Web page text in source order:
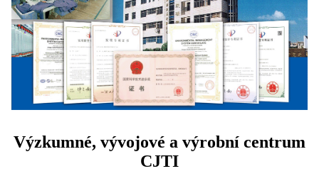
Výzkumné, vývojové a výrobní centrum
CJTI